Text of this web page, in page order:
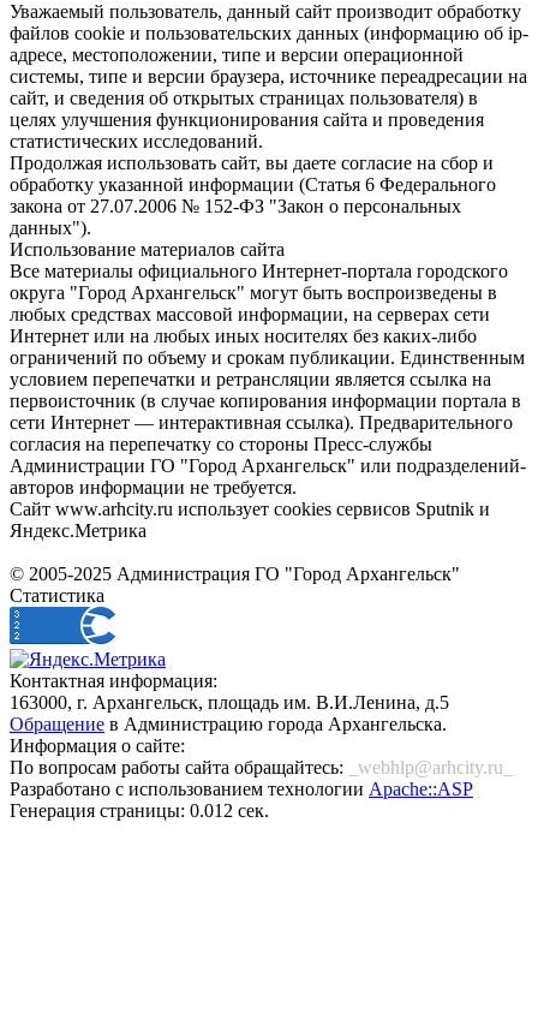
Уважаемый пользователь, данный сайт производит обработку
файлов cookie и пользовательских данных (информацию об ip-
адресе, местоположении, типе и версии операционной
системы, типе и версии браузера, источнике переадресации на
сайт, и сведения об открытых страницах пользователя) в
целях улучшения функционирования сайта и проведения
статистических исследований.
Продолжая использовать сайт, вы даете согласие на сбор и
обработку указанной информации (Статья 6 Федерального
закона от 27.07.2006 № 152-ФЗ "Закон о персональных
данных").
Использование материалов сайта
Все материалы официального Интернет-портала городского
округа "Город Архангельск" могут быть воспроизведены в
любых средствах массовой информации, на серверах сети
Интернет или на любых иных носителях без каких-либо
ограничений по объему и срокам публикации. Единственным
условием перепечатки и ретрансляции является ссылка на
первоисточник (в случае копирования информации портала в
сети Интернет — интерактивная ссылка). Предварительного
согласия на перепечатку со стороны Пресс-службы
Администрации ГО "Город Архангельск" или подразделений-
авторов информации не требуется.
Сайт www.arhcity.ru использует cookies сервисов Sputnik и
Яндекс.Метрика
© 2005-2025 Администрация ГО "Город Архангельск"
Статистика
Контактная информация:
163000, г. Архангельск, площадь им. В.И.Ленина, д.5
Обращение в Администрацию города Архангельска.
Информация о сайте:
По вопросам работы сайта обращайтесь:
_webhlp@arhcity.ru_
Разработано с использованием технологии Apache::ASP
Генерация страницы: 0.012 сек.